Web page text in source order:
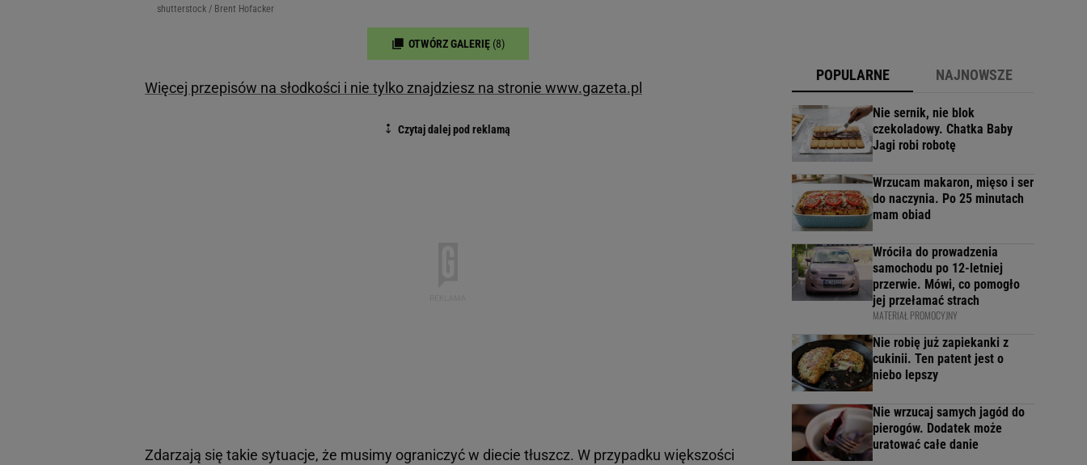
shutterstock / Brent Hofacker
OTWÓRZ GALERIĘ (8)
Więcej przepisów na słodkości i nie tylko znajdziesz na stronie www.gazeta.pl
Zdarzają się takie sytuacje, że musimy ograniczyć w diecie tłuszcz. W przypadku większości
POPULARNE NAJNOWSZE
Nie sernik, nie blok
czekoladowy. Chatka Baby
Jagi robi robotę
Wrzucam makaron, mięso i ser
do naczynia. Po 25 minutach
mam obiad
Wróciła do prowadzenia
samochodu po 12-letniej
przerwie. Mówi, co pomogło
jej przełamać strach
MATERIAŁ PROMOCYJNY
Nie robię już zapiekanki z
cukinii. Ten patent jest o
niebo lepszy
Nie wrzucaj samych jagód do
pierogów. Dodatek może
uratować całe danie